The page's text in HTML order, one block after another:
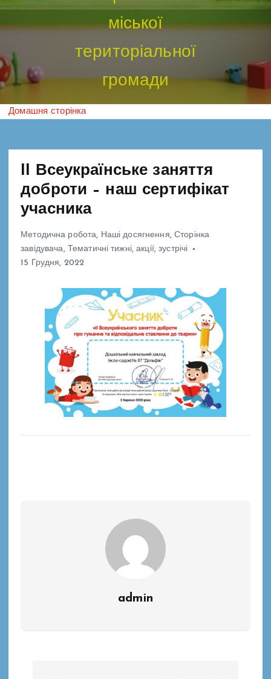
міської
територіальної
громади
Домашня сторінка
II Всеукраїнське заняття
доброти – наш сертифікат
учасника
Методична робота, Наші досягнення,Сторінка
завідувача, Тематичні тижні, акції, зустрічі
15 Грудня, 2022
admin